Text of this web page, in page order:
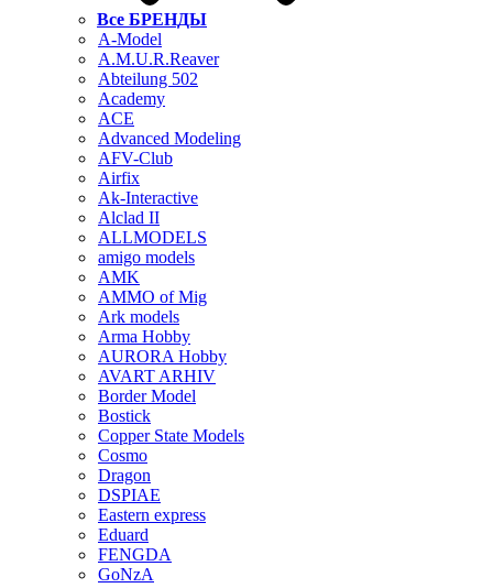
Все БРЕНДЫ
A-Model
A.M.U.R.Reaver
Abteilung 502
Academy
ACE
Advanced Modeling
AFV-Club
Airfix
Ak-Interactive
Alclad II
ALLMODELS
amigo models
AMK
AMMO of Mig
Ark models
Arma Hobby
AURORA Hobby
AVART ARHIV
Border Model
Bostick
Copper State Models
Cosmo
Dragon
DSPIAE
Eastern express
Eduard
FENGDA
GoNzA